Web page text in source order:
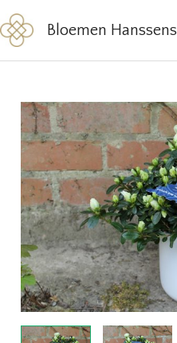
Ga
naar
de
Bloemen Hanssens